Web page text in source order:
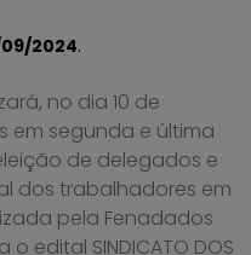
2024.
no dia 10 de
em segunda e última
de delegados e
dos trabalhadores em
pela Fenadados
edital SINDICATO DOS